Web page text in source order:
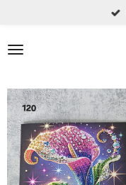
naar
de